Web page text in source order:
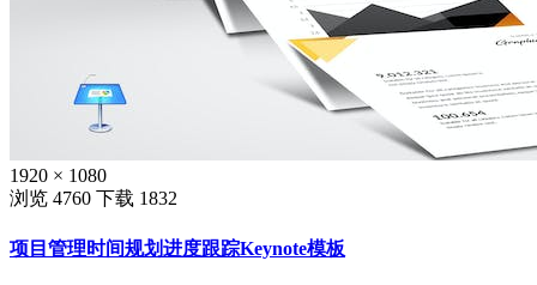
1920 × 1080
浏览 4760 下载 1832
项目管理时间规划进度跟踪Keynote模板